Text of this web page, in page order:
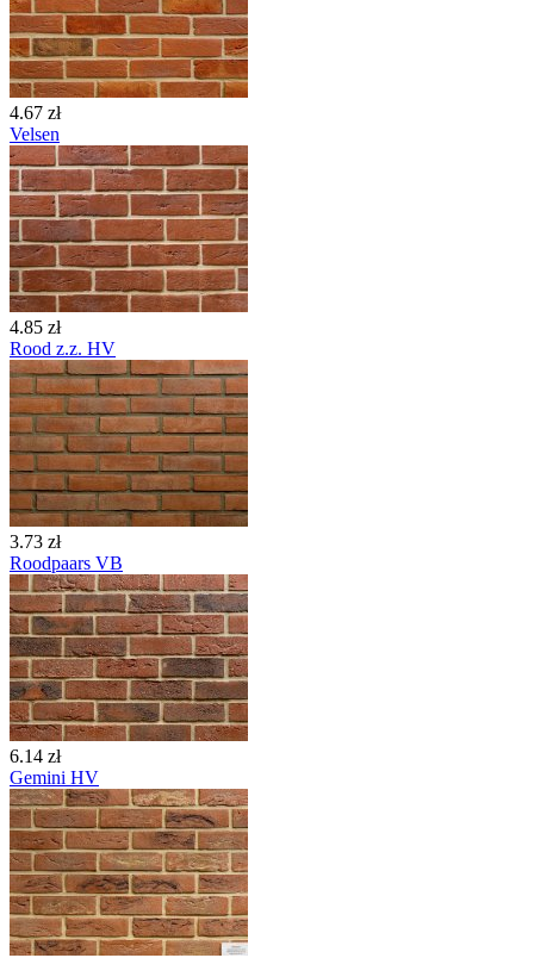
4.67 zł
Velsen
4.85 zł
Rood z.z. HV
3.73 zł
Roodpaars VB
6.14 zł
Gemini HV